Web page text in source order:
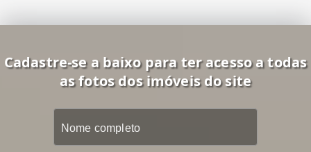
Cadastre-se a baixo para ter acesso a todas
as fotos dos imóveis do site